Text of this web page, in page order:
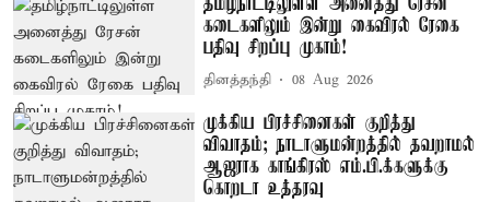
கடைகளிலும் இன்று கைவிரல் ரேகை
பதிவு சிறப்பு முகாம்!
தினத்தந்தி 08 Aug 2026
முக்கிய பிரச்சினைகள் குறித்து
விவாதம்; நாடாளுமன்றத்தில் தவறாமல்
ஆஜராக காங்கிரஸ் எம்.பி.க்களுக்கு
கொறடா உத்தரவு